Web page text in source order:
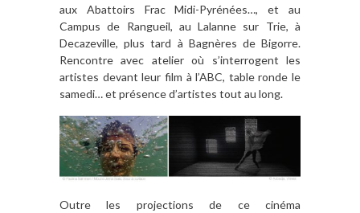
aux Abattoirs Frac Midi-Pyrénées…, et au
Campus de Rangueil, au Lalanne sur Trie, à
Decazeville, plus tard à Bagnères de Bigorre.
Rencontre avec atelier où s’interrogent les
artistes devant leur film à l’ABC, table ronde le
samedi… et présence d’artistes tout au long.
Outre les projections de ce cinéma